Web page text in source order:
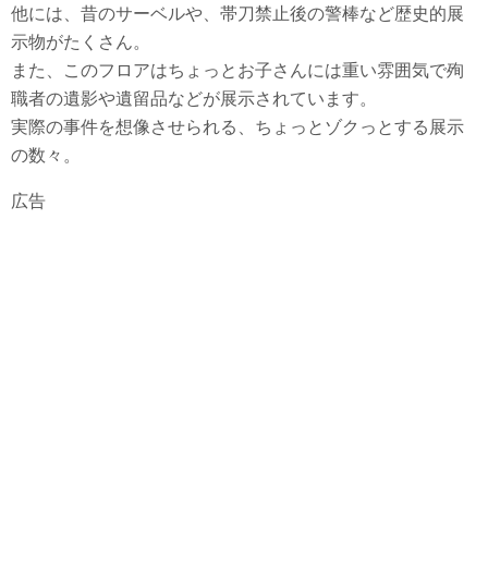
他には、昔のサーベルや、帯刀禁止後の警棒など歴史的展
示物がたくさん。
また、このフロアはちょっとお子さんには重い雰囲気で殉
職者の遺影や遺留品などが展示されています。
実際の事件を想像させられる、ちょっとゾクっとする展示
の数々。
広告